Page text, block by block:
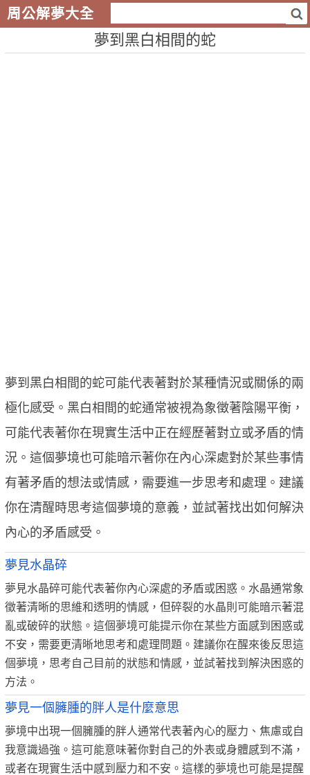
周公解夢大全
夢到黑白相間的蛇
夢到黑白相間的蛇可能代表著對於某種情況或關係的兩
極化感受。黑白相間的蛇通常被視為象徵著陰陽平衡，
可能代表著你在現實生活中正在經歷著對立或矛盾的情
況。這個夢境也可能暗示著你在內心深處對於某些事情
有著矛盾的想法或情感，需要進一步思考和處理。建議
你在清醒時思考這個夢境的意義，並試著找出如何解決
內心的矛盾感受。
夢見水晶碎
夢見水晶碎可能代表著你內心深處的矛盾或困惑。水晶通常象
徵著清晰的思維和透明的情感，但碎裂的水晶則可能暗示著混
亂或破碎的狀態。這個夢境可能提示你在某些方面感到困惑或
不安，需要更清晰地思考和處理問題。建議你在醒來後反思這
個夢境，思考自己目前的狀態和情感，並試著找到解決困惑的
方法。
夢見一個臃腫的胖人是什麼意思
夢境中出現一個臃腫的胖人通常代表著內心的壓力、焦慮或自
我意識過強。這可能意味著你對自己的外表或身體感到不滿，
或者在現實生活中感到壓力和不安。這樣的夢境也可能是提醒